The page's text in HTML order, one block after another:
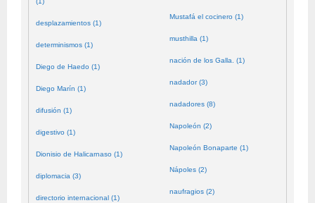
desplazamientos (1)
determinismos (1)
Diego de Haedo (1)
Diego Marín (1)
difusión (1)
digestivo (1)
Dionisio de Halicarnaso (1)
diplomacia (3)
directorio internacional (1)
Mustafá el cocinero (1)
musthilla (1)
nación de los Galla. (1)
nadador (3)
nadadores (8)
Napoleón (2)
Napoleón Bonaparte (1)
Nápoles (2)
naufragios (2)